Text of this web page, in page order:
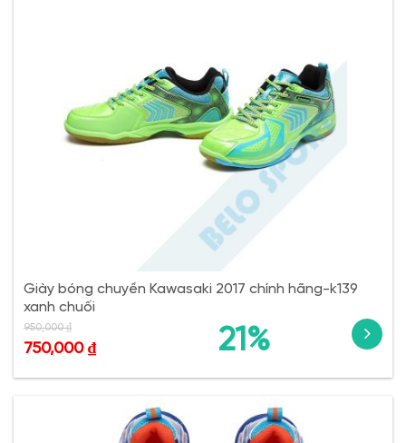
Giày bóng chuyền Kawasaki 2017 chính hãng-k139
xanh chuối
21%
950,000₫
750,000 ₫